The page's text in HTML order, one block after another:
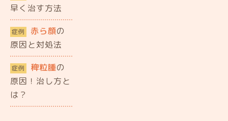
早く治す方法
症例 赤ら顔の
原因と対処法
症例 稗粒腫の
原因！治し方と
は？